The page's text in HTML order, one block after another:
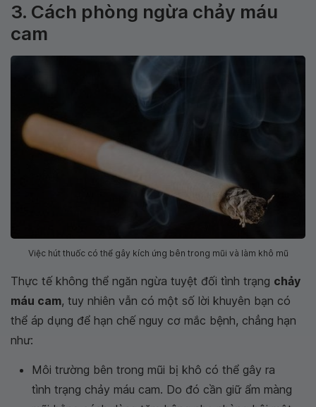
3. Cách phòng ngừa chảy máu
cam
Việc hút thuốc có thể gây kích ứng bên trong mũi và làm khô mũ
Thực tế không thể ngăn ngừa tuyệt đối tình trạng chảy
máu cam, tuy nhiên vẫn có một số lời khuyên bạn có
thể áp dụng để hạn chế nguy cơ mắc bệnh, chẳng hạn
như:
Môi trường bên trong mũi bị khô có thể gây ra
tình trạng chảy máu cam. Do đó cần giữ ẩm màng